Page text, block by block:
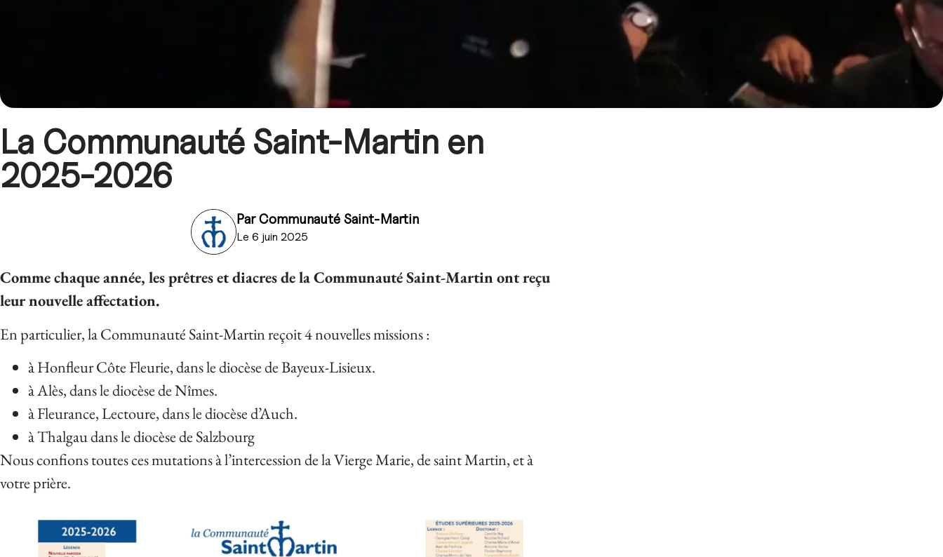
La Communauté Saint-Martin en
2025-2026
ParCommunauté Saint-Martin
Le 6 juin 2025
Comme chaque année, les prêtres et diacres de la Communauté Saint-Martin ont reçu
leur nouvelle affectation.
En particulier, la Communauté Saint-Martin reçoit 4 nouvelles missions :
à Honfleur Côte Fleurie, dans le diocèse de Bayeux-Lisieux.
à Alès, dans le diocèse de Nîmes.
à Fleurance, Lectoure, dans le diocèse d’Auch.
à Thalgau dans le diocèse de Salzbourg
Nous confions toutes ces mutations à l’intercession de la Vierge Marie, de saint Martin, et à
votre prière.